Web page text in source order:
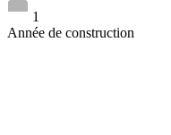
1
Année de construction